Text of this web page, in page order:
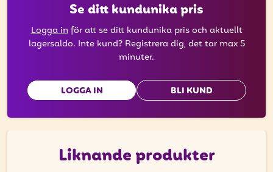
Se ditt kundunika pris
Logga inför att se ditt kundunika pris och aktuellt
lagersaldo. Inte kund? Registrera dig, det tar max 5
minuter.
LOGGA IN BLI KUND
Liknande produkter